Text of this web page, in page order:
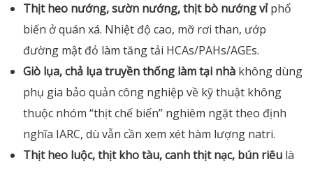
Thịt heo nướng, sườn nướng, thịt bò nướng vỉphổ
biến ở quán xá. Nhiệt độ cao, mỡ rơi than, ướp
đường mật đỏ làm tăng tải HCAs/PAHs/AGEs.
Giò lụa, chả lụa truyền thống làm tại nhà không dùng
phụ gia bảo quản công nghiệp về kỹ thuật không
thuộc nhóm “thịt chế biến” nghiêm ngặt theo định
nghĩa IARC, dù vẫn cần xem xét hàm lượng natri.
Thịt heo luộc, thịt kho tàu, canh thịt nạc, bún riêu là